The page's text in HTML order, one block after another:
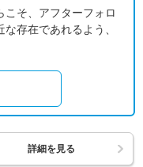
こそ、アフターフォロ
存在であれるよう、
詳細を見る